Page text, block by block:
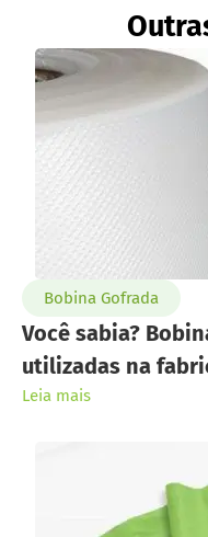
Bobina Gofrada
Você sabia?
utilizadas na
Leia mais